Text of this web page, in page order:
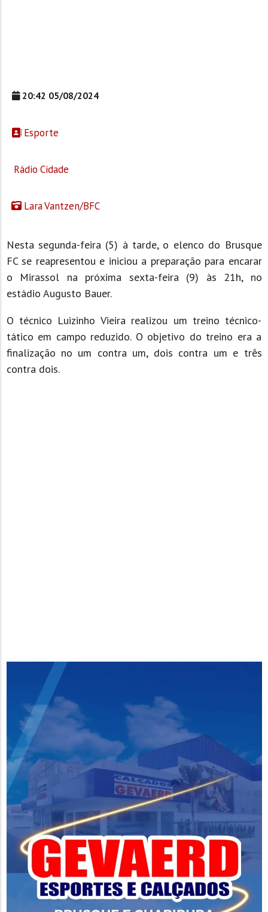
20:42 05/08/2024
Esporte
Rádio Cidade
Lara Vantzen/BFC
Nesta segunda-feira (5) à tarde, o elenco do Brusque
FC se reapresentou e iniciou a preparação para encarar
o Mirassol na próxima sexta-feira (9) às 21h, no
estádio Augusto Bauer.
O técnico Luizinho Vieira realizou um treino técnico-
tático em campo reduzido. O objetivo do treino era a
finalização no um contra um, dois contra um e três
contra dois.